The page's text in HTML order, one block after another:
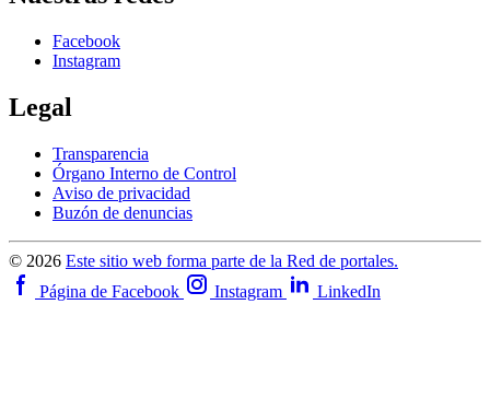
Facebook
Instagram
Legal
Transparencia
Órgano Interno de Control
Aviso de privacidad
Buzón de denuncias
© 2026 Este sitio web forma parte de la Red de portales.
Página de Facebook
Instagram LinkedIn